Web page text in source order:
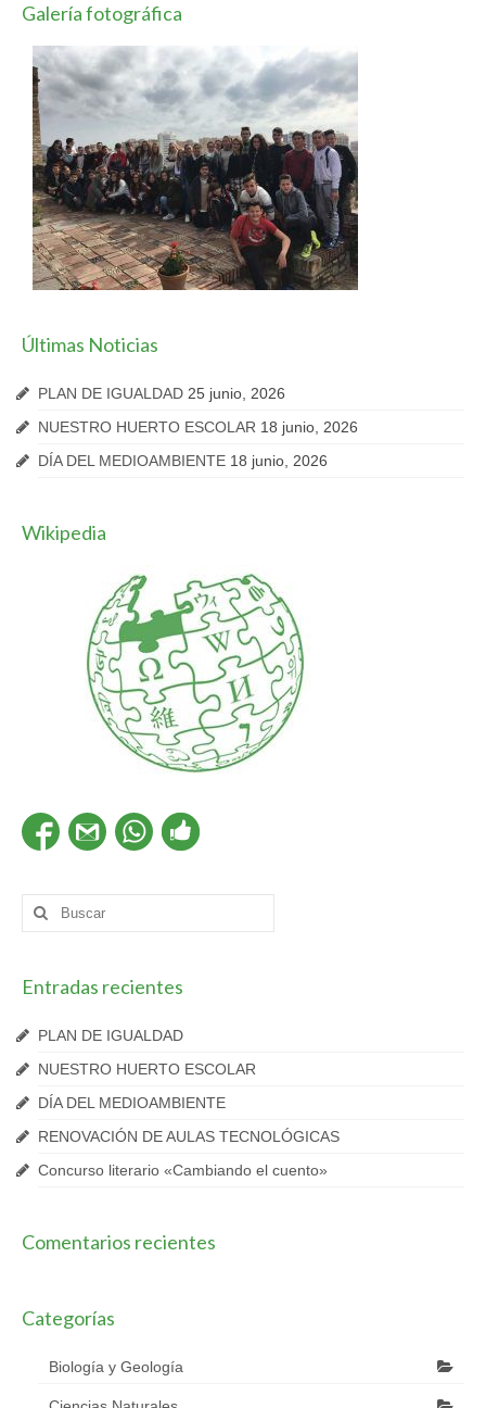
Galería fotográfica
Últimas Noticias
PLAN DE IGUALDAD 25 junio, 2026
NUESTRO HUERTO ESCOLAR 18 junio, 2026
DÍA DEL MEDIOAMBIENTE 18 junio, 2026
Wikipedia
Buscar
por:
Entradas recientes
PLAN DE IGUALDAD
NUESTRO HUERTO ESCOLAR
DÍA DEL MEDIOAMBIENTE
RENOVACIÓN DE AULAS TECNOLÓGICAS
Concurso literario «Cambiando el cuento»
Comentarios recientes
Categorías
Biología y Geología